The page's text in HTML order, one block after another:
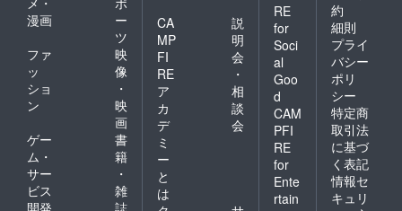
漫画
ー
ツ
ファ
ッ
ショ
ン
映
像
・
映
画
ゲー
ム・
サー
ビス
書
籍
・
雑
CA
MP
FI
RE
ア
カ
デ
ミ
ー
と
は
説
明
会
・
相
談
会
RE
for
Soci
al
Goo
d
CAM
PFI
RE
for
Ente
rtain
約
細則
プライ
バシー
ポリ
シー
特定商
取引法
に基づ
く表記
情報セ
キュリ